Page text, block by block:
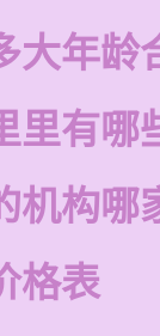
大年龄
里有哪
机构哪
格表